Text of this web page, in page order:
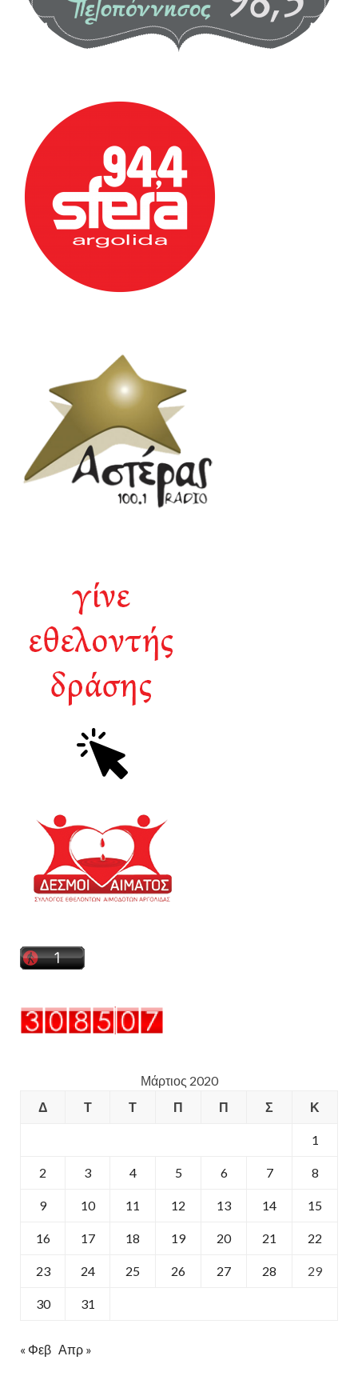
Μάρτιος 2020
Δ
Τ Τ Π Π Σ Κ
1
2 3 4 5 6 7 8
9 10 11 12 13 14 15
16 17 18 19 20 21 22
23 24 25 26 27 28 29
30 31
« Φεβ Απρ »